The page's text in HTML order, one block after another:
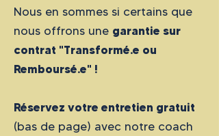
Nous en sommes si certains que
nous offrons une garantie sur
contrat "Transformé.e ou
Remboursé.e" !
Réservez votre entretien gratuit
(bas de page) avec notre coach